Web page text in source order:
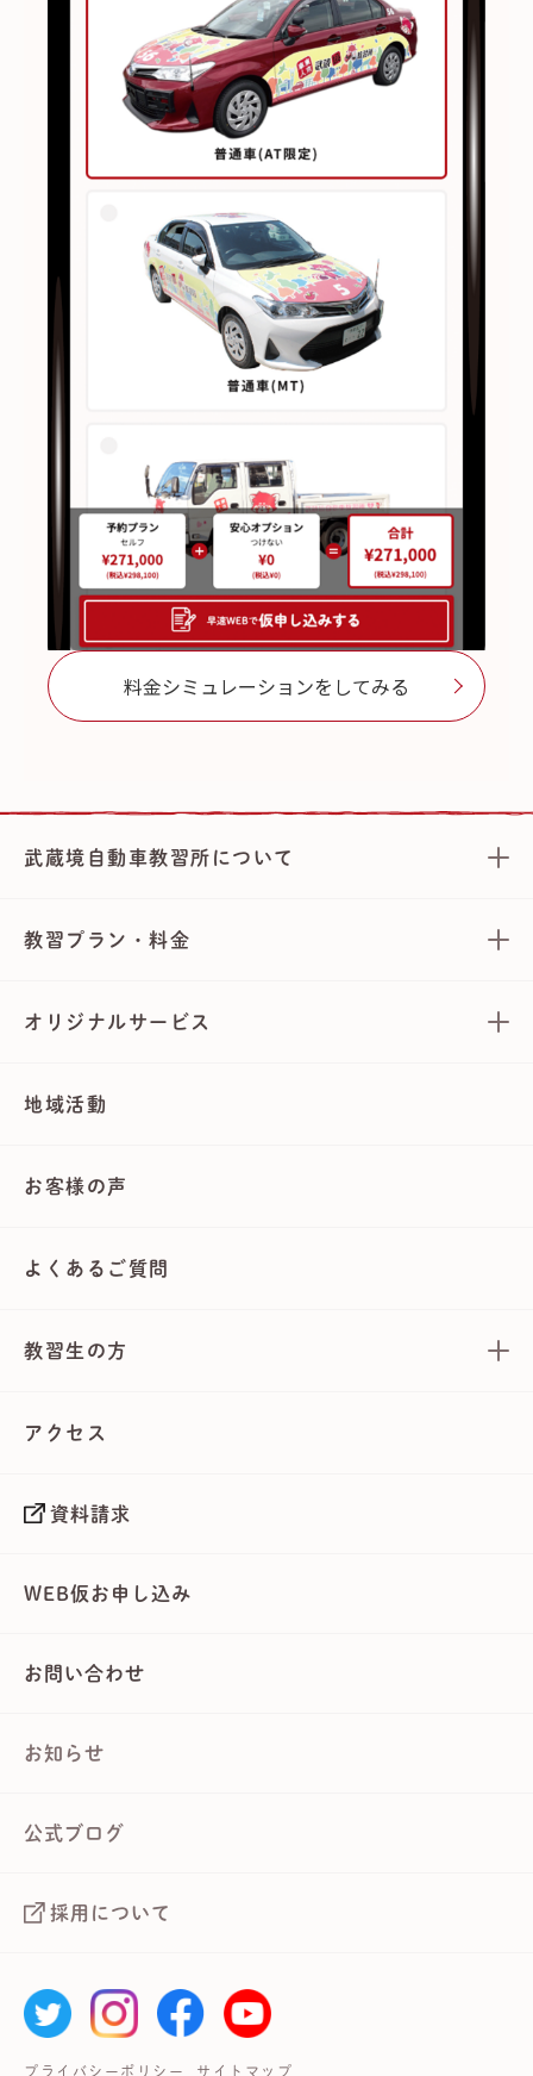
料金シミュレーションをしてみる
武蔵境自動車教習所について
教習プラン・料金
オリジナルサービス
地域活動
お客様の声
よくあるご質問
教習生の方
アクセス
資料請求
WEB仮お申し込み
お問い合わせ
お知らせ
公式ブログ
採用について
プライバシーポリシー サイトマップ